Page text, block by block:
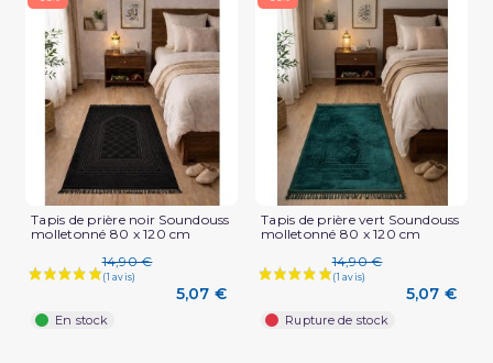
Tapis de prière noir Soundouss
molletonné 80 x 120 cm
14,90 €
5,07 €
En stock
Tapis de prière vert Soundouss
molletonné 80 x 120 cm
14,90 €
5,07 €
Rupture de stock